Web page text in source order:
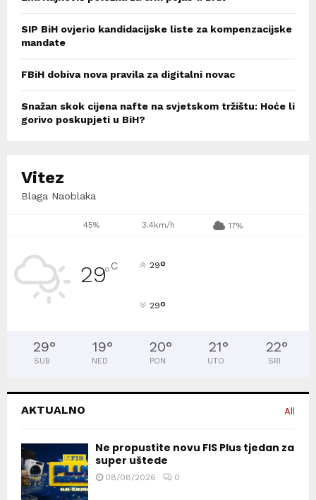
SIP BiH ovjerio kandidacijske liste za kompenzacijske
mandate
FBiH dobiva nova pravila za digitalni novac
Snažan skok cijena nafte na svjetskom tržištu: Hoće li
gorivo poskupjeti u BiH?
Vitez
Blaga Naoblaka
45% 3.4km/h 17%
29°C 29°
29°
29°
SUB
19°
NED
20°
PON
21°
UTO
22°
SRI
AKTUALNO All
Ne propustite novu FIS Plus tjedan za
super uštede
08/08/2026 0